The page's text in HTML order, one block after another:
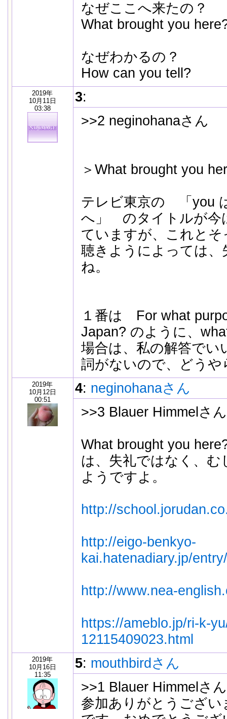
なぜここへ来たの？
What brought you
なぜわかるの？
How can you tell?
2019年
10月11日
03:38
3:
>>2 neginohanaさん
＞What brought you
テレビ東京の 「you
へ」 のタイトルが今
ていますが、これとそ
聴きようによっては、
ね。
１番は For what
Japan? のように、
場合は、私の解答でい
詞がないので、どうや
2019年
10月12日
00:51
4: neginohanaさん
>>3 Blauer Himmelさん
What brought you
は、失礼ではなく、
ようですよ。
http://
http://eigo-benkyo-
kai.hatenadiary.jp/
http://www.nea-
https://ameblo.jp/ri-k-
12115409023.html
2019年
10月16日
11:35
5: mouthbirdさん
>>1 Blauer Himmelさん
参加ありがとうござい